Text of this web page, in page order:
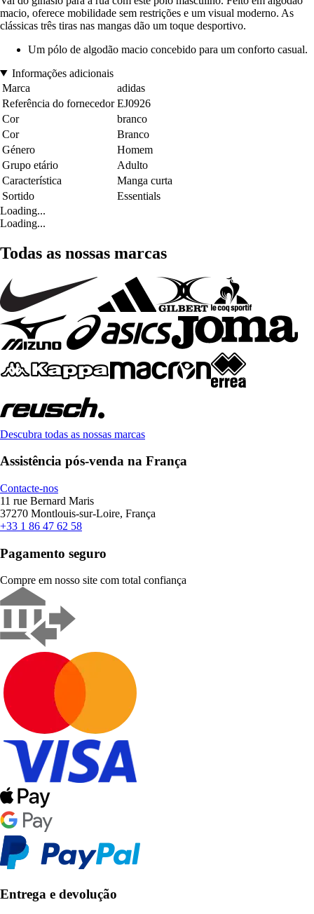
macio, oferece mobilidade sem restrições e um visual moderno. As
clássicas três tiras nas mangas dão um toque desportivo.
Um pólo de algodão macio concebido para um conforto casual.
Informações adicionais
Marca
adidas
Referência do fornecedor EJ0926
Cor
branco
Cor
Branco
Género
Homem
Grupo etário
Adulto
Característica
Manga curta
Sortido
Essentials
Loading...
Loading...
Todas as nossas marcas
Descubra todas as nossas marcas
Assistência pós-venda na França
Contacte-nos
11 rue Bernard Maris
37270 Montlouis-sur-Loire, França
+33 1 86 47 62 58
Pagamento seguro
Compre em nosso site com total confiança
Entrega e devolução